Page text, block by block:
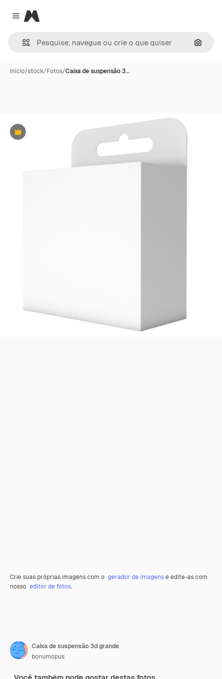
Close menu
Magnific
Início/stock/Fotos/Caixa de suspensão 3…
Premium
Crie suas próprias imagens com o gerador de imagense edite-as com
nosso editor de fotos.
Caixa de suspensão 3d grande
bonumopus